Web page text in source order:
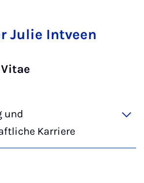
Julie Intveen
und
Karriere